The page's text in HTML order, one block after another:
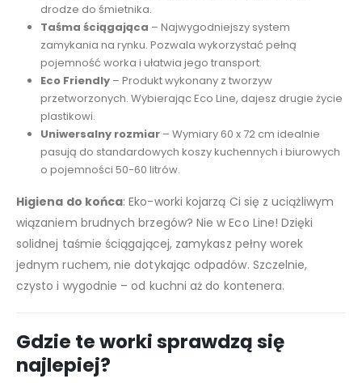
drodze do śmietnika.
Taśma ściągająca – Najwygodniejszy system
zamykania na rynku. Pozwala wykorzystać pełną
pojemność worka i ułatwia jego transport.
Eco Friendly– Produkt wykonany z tworzyw
przetworzonych. Wybierając Eco Line, dajesz drugie życie
plastikowi.
Uniwersalny rozmiar– Wymiary 60 x 72 cm idealnie
pasują do standardowych koszy kuchennych i biurowych
o pojemności 50-60 litrów.
Higiena do końca: Eko-worki kojarzą Ci się z uciążliwym
wiązaniem brudnych brzegów? Nie w Eco Line! Dzięki
solidnej taśmie ściągającej, zamykasz pełny worek
jednym ruchem, nie dotykając odpadów. Szczelnie,
czysto i wygodnie – od kuchni aż do kontenera.
Gdzie te worki sprawdzą się
najlepiej?